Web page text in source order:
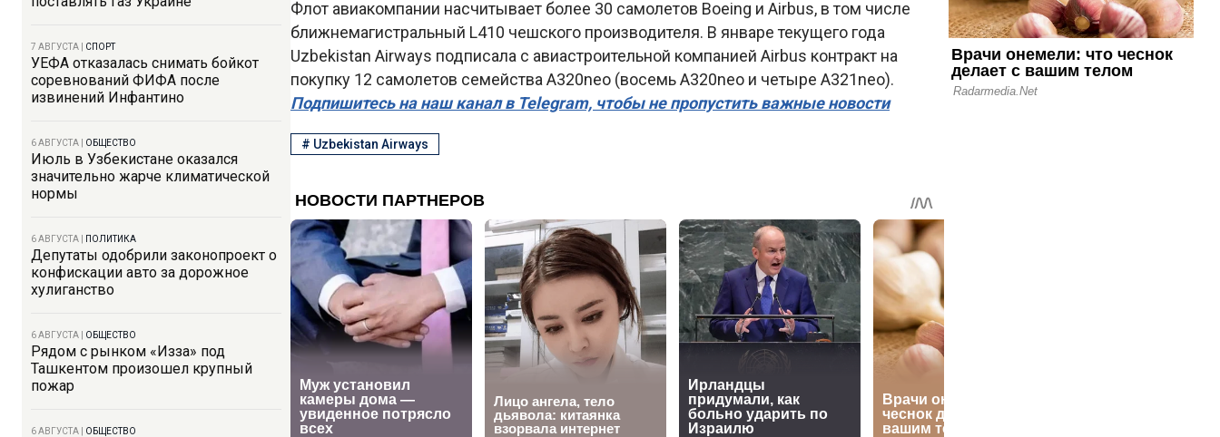
7 АВГУСТА СПОРТ
УЕФА отказалась снимать бойкот
соревнований ФИФА после
извинений Инфантино
6 АВГУСТА ОБЩЕСТВО
Июль в Узбекистане оказался
значительно жарче климатической
нормы
6 АВГУСТА ПОЛИТИКА
Депутаты одобрили законопроект о
конфискации авто за дорожное
хулиганство
6 АВГУСТА ОБЩЕСТВО
Рядом с рынком «Изза» под
Ташкентом произошел крупный
пожар
6 АВГУСТА ОБЩЕСТВО
Флот авиакомпании насчитывает более 30 самолетов Boeing и Airbus, в том числе
ближнемагистральный L410 чешского производителя. В январе текущего года
Uzbekistan Airways подписала с авиастроительной компанией Airbus контракт на
покупку 12 самолетов семейства А320neo (восемь A320neo и четыре A321neo).
Подпишитесь на наш канал в Telegram, чтобы не пропустить важные новости
# Uzbekistan Airways